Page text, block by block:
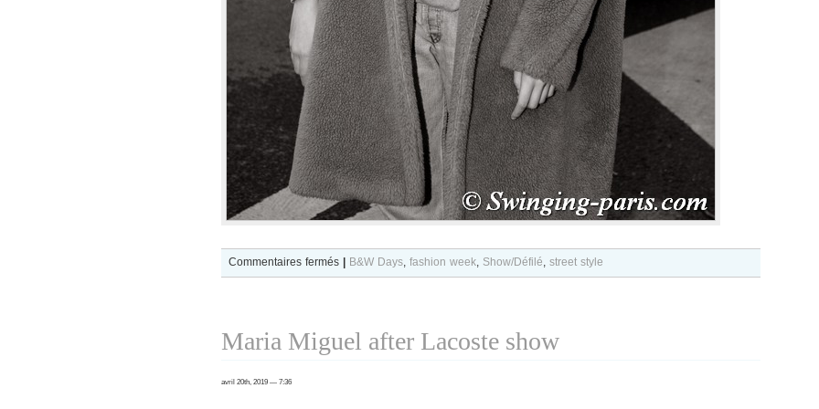
Commentaires ferméssur
#424
Paris
B&W Days, fashion week, Show/Défilé, street style
Maria Miguel after Lacoste show
avril 20th, 2019 — 7:36